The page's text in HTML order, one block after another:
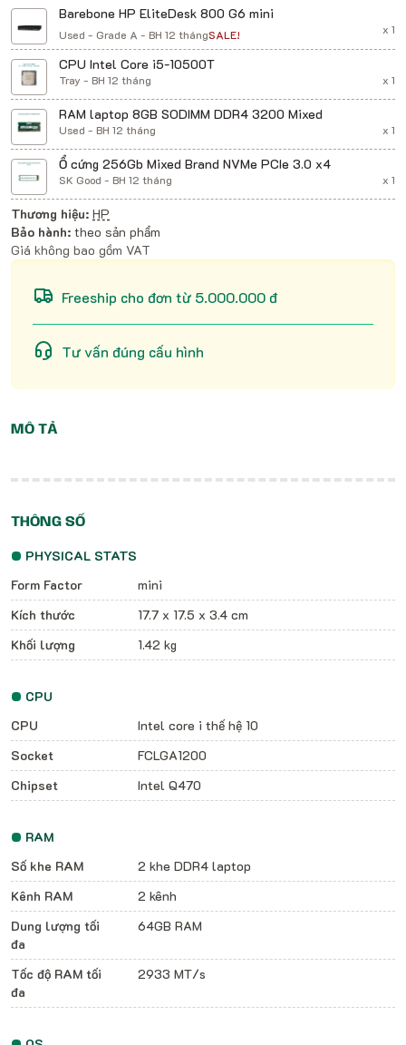
Barebone HP EliteDesk 800 G6 mini
Used - Grade A - BH 12 thángSALE! x 1
CPU Intel Core i5-10500T
Tray - BH 12 tháng x 1
RAM laptop 8GB SODIMM DDR4 3200 Mixed
Used - BH 12 tháng x 1
Ổ cứng 256Gb Mixed Brand NVMe PCIe 3.0 x4
SK Good - BH 12 tháng x 1
Thương hiệu: HP
Bảo hành: theo sản phẩm
Giá không bao gồm VAT
Freeship cho đơn từ 5.000.000 đ
Tư vấn đúng cấu hình
MÔ TẢ
THÔNG SỐ
PHYSICAL STATS
Form Factor
mini
Kích thước
17.7 x 17.5 x 3.4 cm
Khối lượng
1.42 kg
CPU
CPU
Intel core i thế hệ 10
Socket
FCLGA1200
Chipset
Intel Q470
RAM
Số khe RAM
2 khe DDR4 laptop
Kênh RAM
2 kênh
Dung lượng tối
đa
64GB RAM
Tốc độ RAM tối
đa
2933 MT/s